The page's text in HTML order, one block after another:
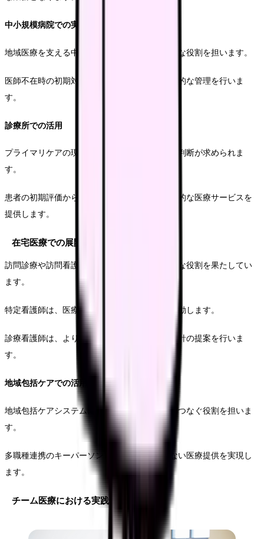
中小規模病院での実践
地域医療を支える中小規模病院では、より広範な役割を担います。
医師不在時の初期対応や、慢性疾患患者の継続的な管理を行いま
す。
診療所での活用
プライマリケアの現場では、より自律的な医療判断が求められま
す。
患者の初期評価から治療計画の立案まで、包括的な医療サービスを
提供します。
在宅医療での展開
訪問診療や訪問看護の現場でも、両資格は重要な役割を果たしてい
ます。
特定看護師は、医療処置や状態管理を中心に活動します。
診療看護師は、より包括的な患者評価と治療方針の提案を行いま
す。
地域包括ケアでの活用
地域包括ケアシステムにおいて、医療と介護をつなぐ役割を担いま
す。
多職種連携のキーパーソンとして、切れ目のない医療提供を実現し
ます。
チーム医療における実践例